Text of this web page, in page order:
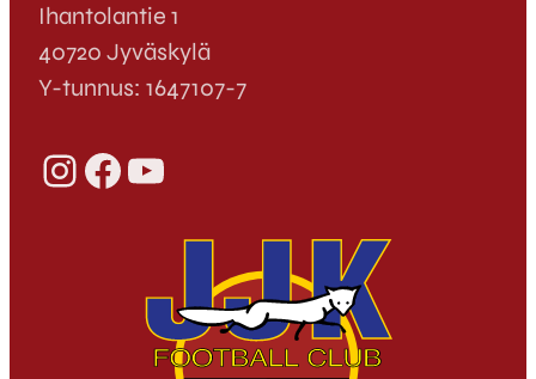
Ihantolantie 1
40720 Jyväskylä
Y-tunnus: 1647107-7
InstagramFacebook YouTube